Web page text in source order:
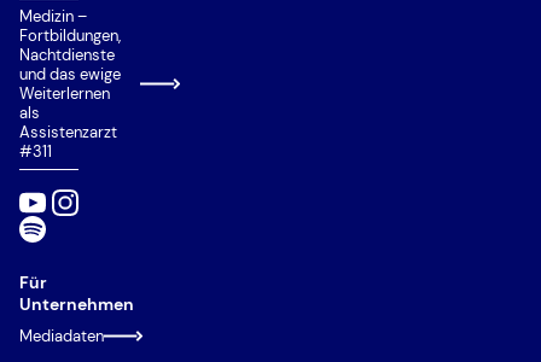
Medizin –
Fortbildungen,
Nachtdienste
und das ewige
Weiterlernen
als
Assistenzarzt
#311
Für
Unternehmen
Mediadaten